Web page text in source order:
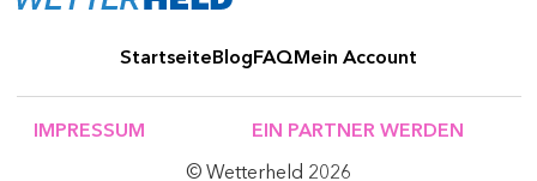
StartseiteBlogFAQMein Account
© Wetterheld 2026
IMPRESSUM EIN PARTNER WERDEN